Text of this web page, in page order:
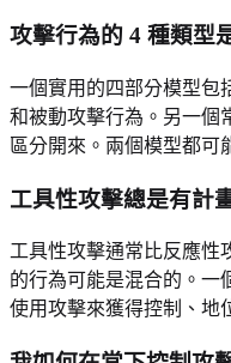
攻擊行為的 4 種類型
一個實用的四部分模型包
和被動攻擊行為。另一個
區分開來。兩個模型都可
工具性攻擊總是有計
工具性攻擊通常比反應性
的行為可能是混合的。一
使用攻擊來獲得控制、地